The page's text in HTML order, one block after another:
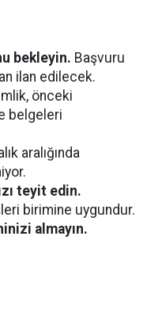
bekleyin. Başvuru
ilan edilecek.
önceki
belgeleri
aralığında
teyit edin.
birimine uygundur.
almayın.